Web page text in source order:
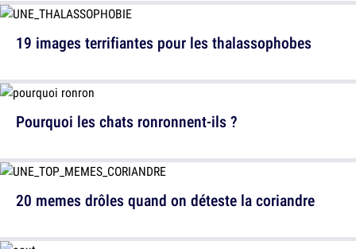
Pourquoi les chats ronronnent-ils ?
19 images terrifiantes pour les thalassophobes
20 memes drôles quand on déteste la coriandre